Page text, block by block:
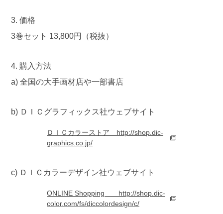
3. 価格
3巻セット 13,800円（税抜）
4. 購入方法
a) 全国の大手画材店や一部書店
b) ＤＩＣグラフィックス社ウェブサイト
ＤＩＣカラーストア http://shop.dic-
graphics.co.jp/
c) ＤＩＣカラーデザイン社ウェブサイト
ONLINE Shopping http://shop.dic-
color.com/fs/diccolordesign/c/